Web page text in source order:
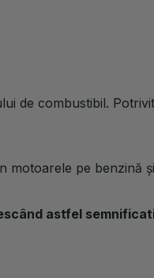
nămol, are proprietăți
de combustibil.
motoarele pe benzină
astfel